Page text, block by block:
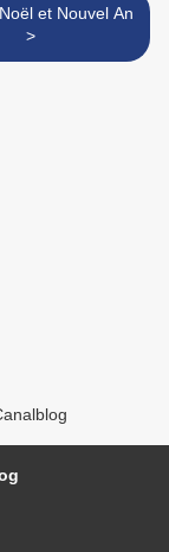
et Nouvel An
>